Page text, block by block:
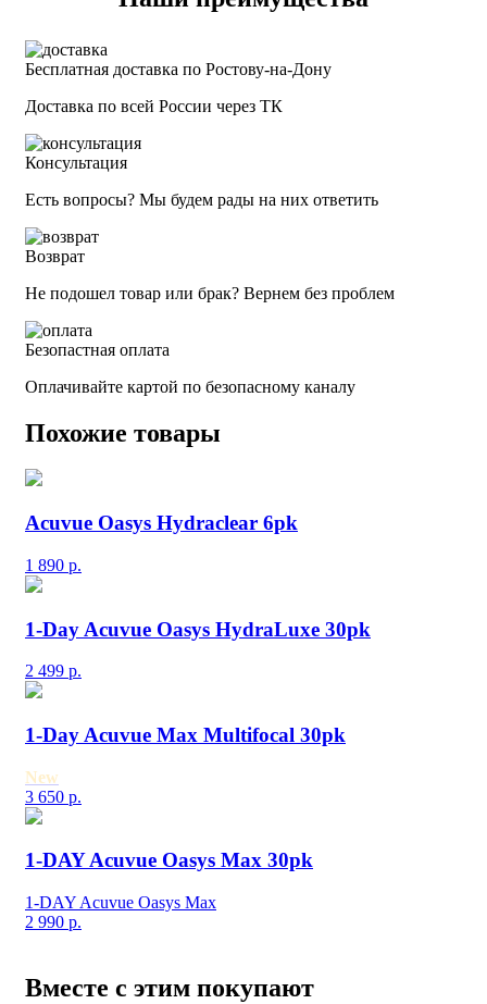
Бесплатная доставка по Ростову-на-Дону
Доставка по всей России через ТК
Консультация
Есть вопросы? Мы будем рады на них ответить
Возврат
Не подошел товар или брак? Вернем без проблем
Безопастная оплата
Оплачивайте картой по безопасному каналу
Похожие товары
Acuvue Oasys Hydraclear 6pk
1 890 р.
1-Day Acuvue Oasys HydraLuxe 30pk
2 499 р.
1-Day Acuvue Max Multifocal 30pk
New
3 650 р.
1-DAY Acuvue Oasys Max 30pk
1-DAY Acuvue Oasys Max
2 990 р.
Вместе с этим покупают